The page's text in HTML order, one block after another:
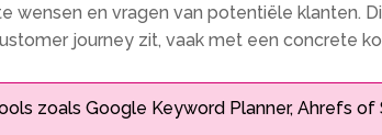
wensen en vragen van potentiële klanten.​
journey zit, vaak met een concrete
zoals Google Keyword Planner, Ahrefs